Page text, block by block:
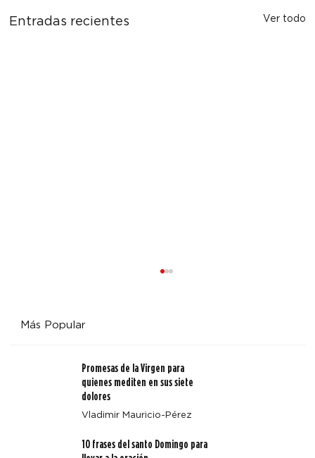
Entradas recientes Ver todo
sirvieron a los vulnerables con valentía
Más Popular
Promesas de la Virgen para
quienes mediten en sus siete
dolores
Vladimir Mauricio-Pérez
10 frases del santo Domingo para